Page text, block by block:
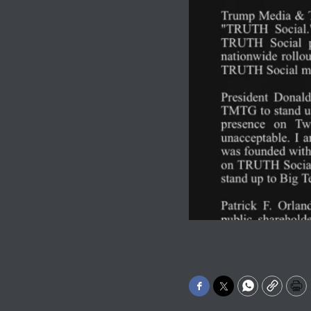
Facebook
TwitterWhatsApp
Copy